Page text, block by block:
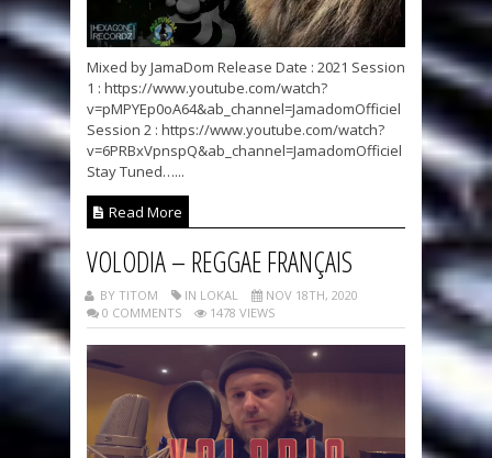
Mixed by JamaDom Release Date : 2021 Session
1 : https://www.youtube.com/watch?
v=pMPYEp0oA64&ab_channel=JamadomOfficiel
Session 2 : https://www.youtube.com/watch?
v=6PRBxVpnspQ&ab_channel=JamadomOfficiel
Stay Tuned…...
Read More
VOLODIA – REGGAE FRANÇAIS
BY TITOM IN LOKAL
NOV 18TH, 2020
0 COMMENTS
1478 VIEWS